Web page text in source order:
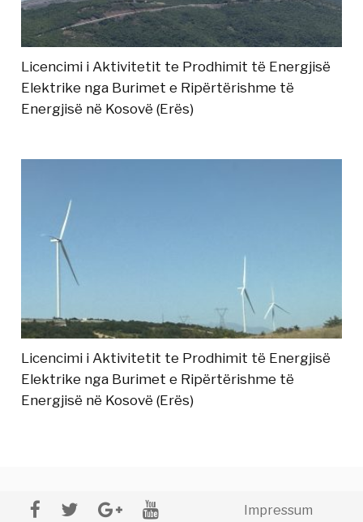
Licencimi i Aktivitetit te Prodhimit të Energjisë
Elektrike nga Burimet e Ripërtërishme të
Energjisë në Kosovë (Erës)
Licencimi i Aktivitetit te Prodhimit të Energjisë
Elektrike nga Burimet e Ripërtërishme të
Energjisë në Kosovë (Erës)
Impressum